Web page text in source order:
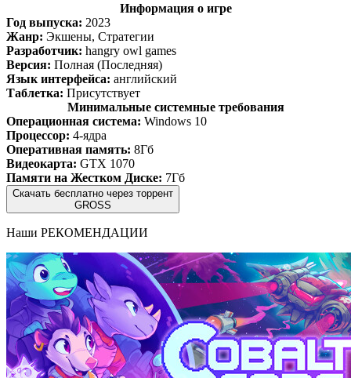
Информация о игре
Год выпуска: 2023
Жанр: Экшены, Стратегии
Разработчик: hangry owl games
Версия: Полная (Последняя)
Язык интерфейса: английский
Таблетка: Присутствует
Минимальные системные требования
Операционная система: Windows 10
Процессор: 4-ядра
Оперативная память: 8Гб
Видеокарта: GTX 1070
Памяти на Жестком Диске: 7Гб
Скачать бесплатно через торрент
GROSS
Наши РЕКОМЕНДАЦИИ